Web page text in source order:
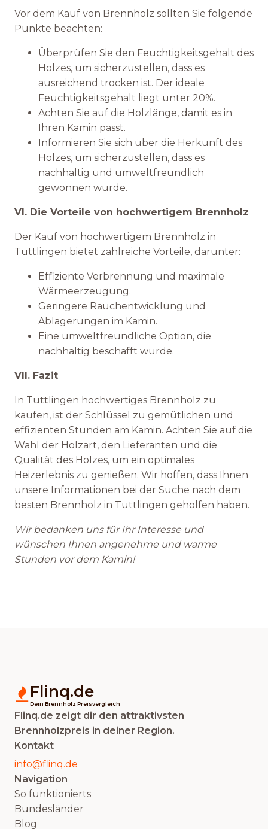
Vor dem Kauf von Brennholz sollten Sie folgende
Punkte beachten:
Überprüfen Sie den Feuchtigkeitsgehalt des
Holzes, um sicherzustellen, dass es
ausreichend trocken ist. Der ideale
Feuchtigkeitsgehalt liegt unter 20%.
Achten Sie auf die Holzlänge, damit es in
Ihren Kamin passt.
Informieren Sie sich über die Herkunft des
Holzes, um sicherzustellen, dass es
nachhaltig und umweltfreundlich
gewonnen wurde.
VI. Die Vorteile von hochwertigem Brennholz
Der Kauf von hochwertigem Brennholz in
Tuttlingen bietet zahlreiche Vorteile, darunter:
Effiziente Verbrennung und maximale
Wärmeerzeugung.
Geringere Rauchentwicklung und
Ablagerungen im Kamin.
Eine umweltfreundliche Option, die
nachhaltig beschafft wurde.
VII. Fazit
In Tuttlingen hochwertiges Brennholz zu
kaufen, ist der Schlüssel zu gemütlichen und
effizienten Stunden am Kamin. Achten Sie auf die
Wahl der Holzart, den Lieferanten und die
Qualität des Holzes, um ein optimales
Heizerlebnis zu genießen. Wir hoffen, dass Ihnen
unsere Informationen bei der Suche nach dem
besten Brennholz in Tuttlingen geholfen haben.
Wir bedanken uns für Ihr Interesse und
wünschen Ihnen angenehme und warme
Stunden vor dem Kamin!
Flinq.de
Dein Brennholz Preisvergleich
Flinq.de zeigt dir den attraktivsten
Brennholzpreis in deiner Region.
Kontakt
info@flinq.de
Navigation
So funktionierts
Bundesländer
Blog